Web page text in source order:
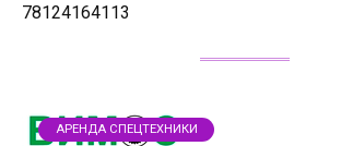
78124164113
АРЕНДА СПЕЦТЕХНИКИ